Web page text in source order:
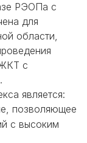
РЭОПа с
для
области,
с
является:
позволяющее
с высоким